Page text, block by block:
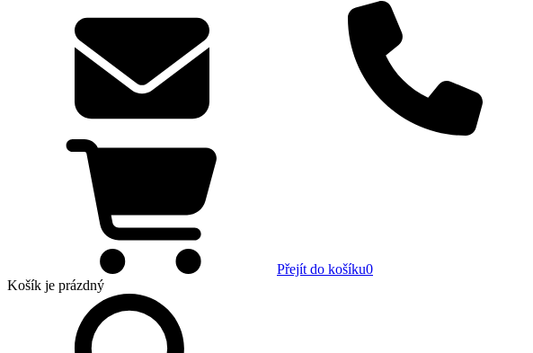
Přejít do košíku0
Košík je prázdný